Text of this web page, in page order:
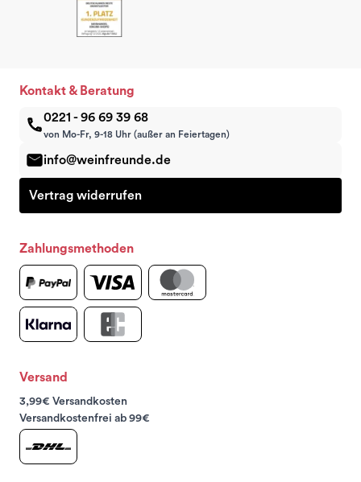
Kontakt & Beratung
0221 - 96 69 39 68
von Mo-Fr, 9-18 Uhr (außer an Feiertagen)
info@weinfreunde.de
Vertrag widerrufen
Zahlungsmethoden
Versand
3,99€ Versandkosten
Versandkostenfrei ab 99€